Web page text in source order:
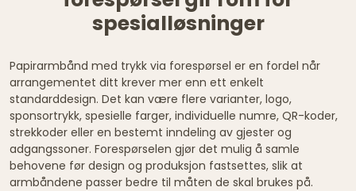
spesialløsninger
Papirarmbånd med trykk via forespørsel er en fordel når
arrangementet ditt krever mer enn ett enkelt
standarddesign. Det kan være flere varianter, logo,
sponsortrykk, spesielle farger, individuelle numre, QR-koder,
strekkoder eller en bestemt inndeling av gjester og
adgangssoner. Forespørselen gjør det mulig å samle
behovene før design og produksjon fastsettes, slik at
armbåndene passer bedre til måten de skal brukes på.